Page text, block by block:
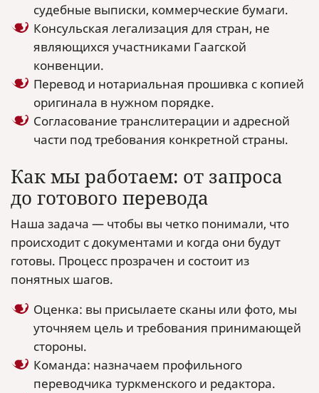
судебные выписки, коммерческие бумаги.
Консульская легализация для стран, не
являющихся участниками Гаагской
конвенции.
Перевод и нотариальная прошивка с копией
оригинала в нужном порядке.
Согласование транслитерации и адресной
части под требования конкретной страны.
Как мы работаем: от запроса
до готового перевода
Наша задача — чтобы вы четко понимали, что
происходит с документами и когда они будут
готовы. Процесс прозрачен и состоит из
понятных шагов.
Оценка: вы присылаете сканы или фото, мы
уточняем цель и требования принимающей
стороны.
Команда: назначаем профильного
переводчика туркменского и редактора.